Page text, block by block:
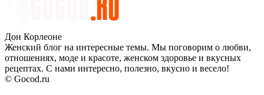
Дон Корлеоне
Женский блог на интересные темы. Мы поговорим о любви,
отношениях, моде и красоте, женском здоровье и вкусных
рецептах. С нами интересно, полезно, вкусно и весело!
© Gocod.ru